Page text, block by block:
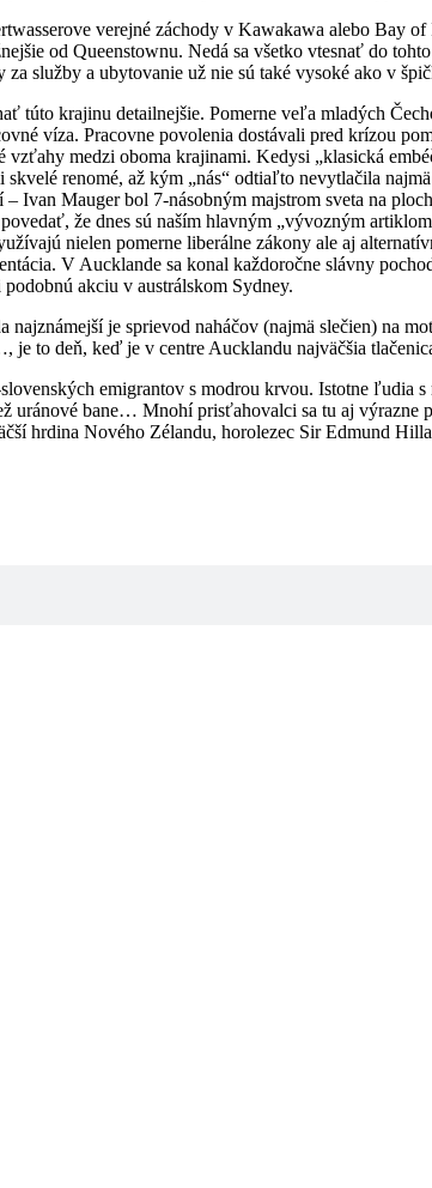
verejné záchody v Kawakawa alebo Bay
od Queenstownu. Nedá sa všetko vtesnať do
služby a ubytovanie už nie sú také vysoké ako v
túto krajinu detailnejšie. Pomerne veľa mladých
víza. Pracovne povolenia dostávali pred krízou
vzťahy medzi oboma krajinami. Kedysi „klasická
renomé, až kým „nás“ odtiaľto nevytlačila
Ivan Mauger bol 7-násobným majstrom sveta na
že dnes sú naším hlavným „vývozným
nielen pomerne liberálne zákony ale aj
V Aucklande sa konal každoročne slávny
akciu v austrálskom Sydney.
je sprievod naháčov (najmä slečien) na
to deň, keď je v centre Aucklandu najväčšia
emigrantov s modrou krvou. Istotne
uránové bane… Mnohí prisťahovalci sa tu aj
hrdina Nového Zélandu, horolezec Sir Edmund